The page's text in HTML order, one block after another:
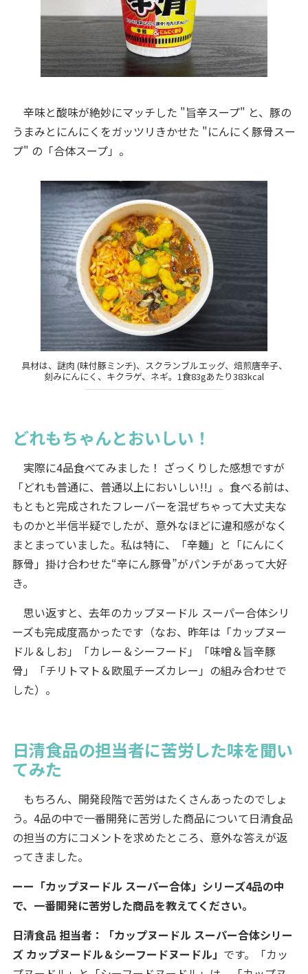
辛味と酸味が絶妙にマッチした "旨辛スープ" と、豚の
うまみとにんにくをガッツリきかせた "にんにく豚骨スー
プ" の「合体スープ」。
具材は、謎肉 (味付豚ミンチ)、スクランブルエッグ、焙煎唐辛子、
刻みにんにく、キクラゲ、ネギ。1食83gあたり383kcal
どれもちゃんとおいしい！
実際に4品食べてみました！ ざっくりした感想ですが
「どれも普通に、普通以上においしい!!」。食べる前は、
もともと完成されたフレーバーを混ぜちゃって大丈夫な
ものかと半信半疑でしたが、意外なほどに違和感がなく
まとまっていました。私は特に、「辛麺」と「にんにく
豚骨」掛け合わせた“辛にん豚骨”がパンチがあって大好
き。
思い返すと、去年のカップヌードル スーパー合体シリ
ーズも完成度高かったです（なお、昨年は「カップヌー
ドル＆しお」「カレー＆シーフード」「味噌＆旨辛豚
骨」「チリトマト＆欧風チーズカレー」の組み合わせで
した）。
日清食品の担当者に苦労した味を聞い
てみた
もちろん、開発段階で苦労はたくさんあったのでしょ
う。4品の中で一番開発に苦労した商品について日清食品
の担当の方にコメントを求めたところ、意外な答えが返
ってきました。
ーー「カップヌードル スーパー合体」シリーズ4品の中
で、一番開発に苦労した商品を教えてください。
日清食品 担当者：「カップヌードル スーパー合体シリー
ズ カップヌードル＆シーフードヌードル」 です。「カッ